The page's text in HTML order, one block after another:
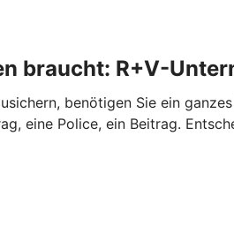
braucht: R+V-
benötigen Sie ein
eine Police, ein Beitrag.